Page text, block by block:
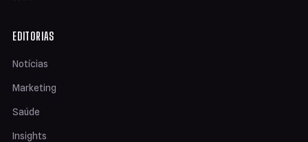
EDITORIAS
Notícias
Marketing
Saúde
Insights